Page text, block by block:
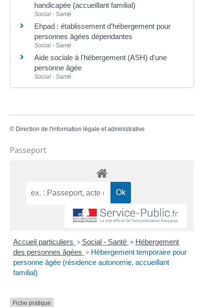
handicapée (accueillant familial)
Social - Santé
Ehpad : établissement d'hébergement pour
personnes âgées dépendantes
Social - Santé
Aide sociale à l'hébergement (ASH) d'une
personne âgée
Social - Santé
© Direction de l'information légale et administrative
Passeport
Accueil particuliers > Social - Santé > Hébergement
des personnes âgées > Hébergement temporaire pour
personne âgée (résidence autonomie, accueillant
familial)
Fiche pratique